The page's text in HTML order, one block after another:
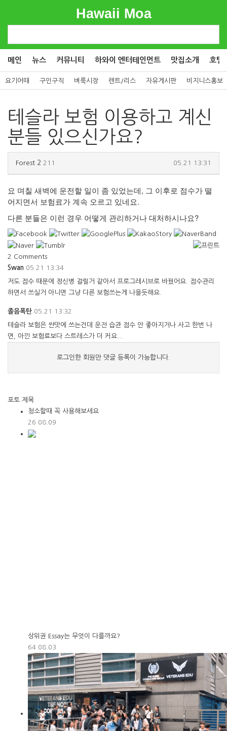
Hawaii Moa
메인 뉴스 커뮤니티 하와이 엔터테인먼트 맛집소개 호텔
요기어때 구인구직 벼룩시장 렌트/리스 자유게시판 비지니스홍보
테슬라 보험 이용하고 계신
분들 있으신가요?
Forest 2 211 05.21 13:31
요 며칠 새벽에 운전할 일이 좀 있었는데, 그 이후로 점수가 떨
어지면서 보험료가 계속 오르고 있네요.
다른 분들은 이런 경우 어떻게 관리하거나 대처하시나요?
2 Comments
Swan 05.21 13:34
저도 점수 때문에 정신병 걸릴거 같아서 프로그레시브로 바꿨어요. 점수관리
하면서 쓰실거 아니면 그냥 다른 보험쓰는게 나을듯해요.
졸음폭탄 05.21 13:32
테슬라 보험은 싼맛에 쓰는건데 운전 습관 점수 안 좋아지거나 사고 한번 나
면, 아낀 보험료보다 스트레스가 더 커요...
로그인한 회원만 댓글 등록이 가능합니다.
포토 제목
청소할때 꼭 사용해보세요
26 08.09
상위권 Essay는 무엇이 다를까요?
64 08.03